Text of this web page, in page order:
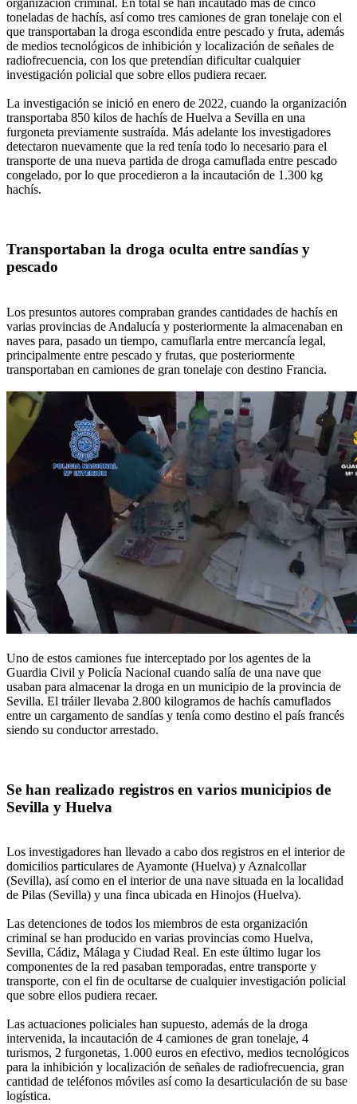
organización criminal. En total se han incautado más de cinco
toneladas de hachís, así como tres camiones de gran tonelaje con el
que transportaban la droga escondida entre pescado y fruta, además
de medios tecnológicos de inhibición y localización de señales de
radiofrecuencia, con los que pretendían dificultar cualquier
investigación policial que sobre ellos pudiera recaer.
La investigación se inició en enero de 2022, cuando la organización
transportaba 850 kilos de hachís de Huelva a Sevilla en una
furgoneta previamente sustraída. Más adelante los investigadores
detectaron nuevamente que la red tenía todo lo necesario para el
transporte de una nueva partida de droga camuflada entre pescado
congelado, por lo que procedieron a la incautación de 1.300 kg
hachís.
Transportaban la droga oculta entre sandías y
pescado
Los presuntos autores compraban grandes cantidades de hachís en
varias provincias de Andalucía y posteriormente la almacenaban en
naves para, pasado un tiempo, camuflarla entre mercancía legal,
principalmente entre pescado y frutas, que posteriormente
transportaban en camiones de gran tonelaje con destino Francia.
Uno de estos camiones fue interceptado por los agentes de la
Guardia Civil y Policía Nacional cuando salía de una nave que
usaban para almacenar la droga en un municipio de la provincia de
Sevilla. El tráiler llevaba 2.800 kilogramos de hachís camuflados
entre un cargamento de sandías y tenía como destino el país francés
siendo su conductor arrestado.
Se han realizado registros en varios municipios de
Sevilla y Huelva
Los investigadores han llevado a cabo dos registros en el interior de
domicilios particulares de Ayamonte (Huelva) y Aznalcollar
(Sevilla), así como en el interior de una nave situada en la localidad
de Pilas (Sevilla) y una finca ubicada en Hinojos (Huelva).
Las detenciones de todos los miembros de esta organización
criminal se han producido en varias provincias como Huelva,
Sevilla, Cádiz, Málaga y Ciudad Real. En este último lugar los
componentes de la red pasaban temporadas, entre transporte y
transporte, con el fin de ocultarse de cualquier investigación policial
que sobre ellos pudiera recaer.
Las actuaciones policiales han supuesto, además de la droga
intervenida, la incautación de 4 camiones de gran tonelaje, 4
turismos, 2 furgonetas, 1.000 euros en efectivo, medios tecnológicos
para la inhibición y localización de señales de radiofrecuencia, gran
cantidad de teléfonos móviles así como la desarticulación de su base
logística.